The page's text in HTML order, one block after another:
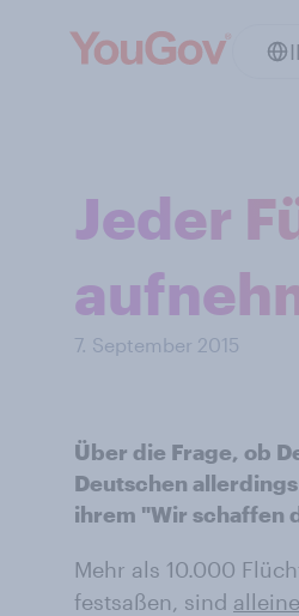
Jeder
7. September 2015
Über die Frage, ob
Deutschen
ihrem "Wir schaffen
Mehr als 10.000
festsaßen, sind